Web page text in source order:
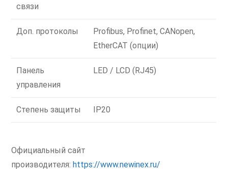
связи
Доп. протоколы
Profibus, Profinet, CANopen,
EtherCAT (опции)
Панель
управления
LED / LCD (RJ45)
Степень защиты IP20
Официальный сайт
производителя: https://www.newinex.ru/